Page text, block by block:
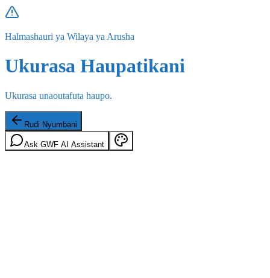
Halmashauri ya Wilaya ya Arusha
Ukurasa Haupatikani
Ukurasa unaoutafuta haupo.
Rudi Nyumbani
Ask GWF AI Assistant